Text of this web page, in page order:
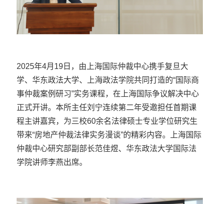
2025年4月19日，由上海国际仲裁中心携手复旦大
学、华东政法大学、上海政法学院共同打造的“国际商
事仲裁案例研习”实务课程，在上海国际争议解决中心
正式开讲。本所主任刘宁连续第二年受邀担任首期课
程主讲嘉宾，为三校60余名法律硕士专业学位研究生
带来“房地产仲裁法律实务漫谈”的精彩内容。上海国际
仲裁中心研究部副部长范佳煜、华东政法大学国际法
学院讲师李燕出席。